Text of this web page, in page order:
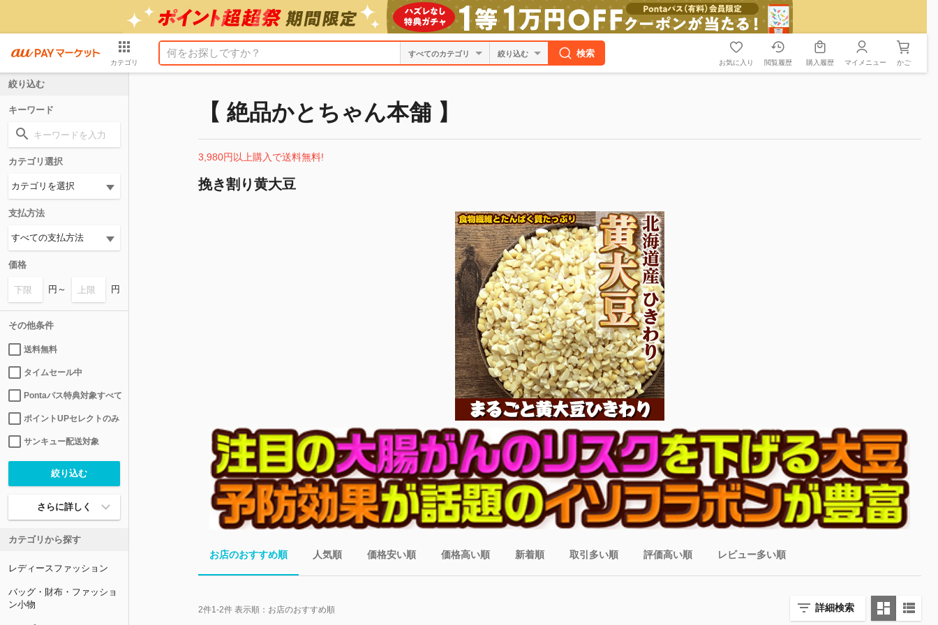
カテゴリ
絞り込む 検索
お気に入り 閲覧履歴 購入履歴 マイメニュー かご
【 絶品かとちゃん本舗 】
3,980円以上購入で送料無料!
挽き割り黄大豆
お店のおすすめ順 人気順 価格安い順 価格高い順 新着順 取引多い順 評価高い順 レビュー多い順
詳細検索
2件1-2件 表示順： お店のおすすめ順
絞り込む
キーワード
カテゴリ選択
支払方法
価格
円～ 円
その他条件
送料無料
タイムセール中
Pontaパス特典対象すべて
ポイントUPセレクトのみ
サンキュー配送対象
さらに詳しく
カテゴリから探す
レディースファッション
バッグ・財布・ファッショ
ン小物